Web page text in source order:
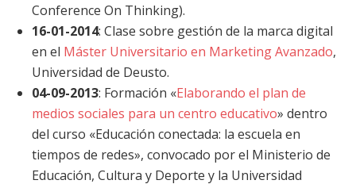
Conference On Thinking).
16-01-2014: Clase sobre gestión de la marca digital
en el Máster Universitario en Marketing Avanzado,
Universidad de Deusto.
04-09-2013: Formación «Elaborando el plan de
medios sociales para un centro educativo» dentro
del curso «Educación conectada: la escuela en
tiempos de redes», convocado por el Ministerio de
Educación, Cultura y Deporte y la Universidad